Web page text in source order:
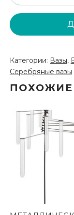
товара
Серебряная
ваза
Категории: Вазы,
Серебряные вазы
ПОХОЖИЕ